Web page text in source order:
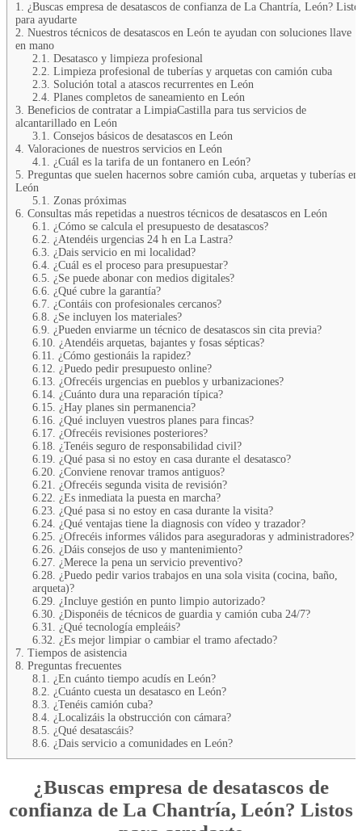
1. ¿Buscas empresa de desatascos de confianza de La Chantría, León?
para ayudarte
2. Nuestros técnicos de desatascos en León te ayudan con soluciones llave
en mano
2.1. Desatasco y limpieza profesional
2.2. Limpieza profesional de tuberías y arquetas con camión cuba
2.3. Solución total a atascos recurrentes en León
2.4. Planes completos de saneamiento en León
3. Beneficios de contratar a LimpiaCastilla para tus servicios de
alcantarillado en León
3.1. Consejos básicos de desatascos en León
4. Valoraciones de nuestros servicios en León
4.1. ¿Cuál es la tarifa de un fontanero en León?
5. Preguntas que suelen hacernos sobre camión cuba, arquetas y tuberías en
León
5.1. Zonas próximas
6. Consultas más repetidas a nuestros técnicos de desatascos en León
6.1. ¿Cómo se calcula el presupuesto de desatascos?
6.2. ¿Atendéis urgencias 24 h en La Lastra?
6.3. ¿Dais servicio en mi localidad?
6.4. ¿Cuál es el proceso para presupuestar?
6.5. ¿Se puede abonar con medios digitales?
6.6. ¿Qué cubre la garantía?
6.7. ¿Contáis con profesionales cercanos?
6.8. ¿Se incluyen los materiales?
6.9. ¿Pueden enviarme un técnico de desatascos sin cita previa?
6.10. ¿Atendéis arquetas, bajantes y fosas sépticas?
6.11. ¿Cómo gestionáis la rapidez?
6.12. ¿Puedo pedir presupuesto online?
6.13. ¿Ofrecéis urgencias en pueblos y urbanizaciones?
6.14. ¿Cuánto dura una reparación típica?
6.15. ¿Hay planes sin permanencia?
6.16. ¿Qué incluyen vuestros planes para fincas?
6.17. ¿Ofrecéis revisiones posteriores?
6.18. ¿Tenéis seguro de responsabilidad civil?
6.19. ¿Qué pasa si no estoy en casa durante el desatasco?
6.20. ¿Conviene renovar tramos antiguos?
6.21. ¿Ofrecéis segunda visita de revisión?
6.22. ¿Es inmediata la puesta en marcha?
6.23. ¿Qué pasa si no estoy en casa durante la visita?
6.24. ¿Qué ventajas tiene la diagnosis con vídeo y trazador?
6.25. ¿Ofrecéis informes válidos para aseguradoras y administradores?
6.26. ¿Dáis consejos de uso y mantenimiento?
6.27. ¿Merece la pena un servicio preventivo?
6.28. ¿Puedo pedir varios trabajos en una sola visita (cocina, baño,
arqueta)?
6.29. ¿Incluye gestión en punto limpio autorizado?
6.30. ¿Disponéis de técnicos de guardia y camión cuba 24/7?
6.31. ¿Qué tecnología empleáis?
6.32. ¿Es mejor limpiar o cambiar el tramo afectado?
7. Tiempos de asistencia
8. Preguntas frecuentes
8.1. ¿En cuánto tiempo acudís en León?
8.2. ¿Cuánto cuesta un desatasco en León?
8.3. ¿Tenéis camión cuba?
8.4. ¿Localizáis la obstrucción con cámara?
8.5. ¿Qué desatascáis?
8.6. ¿Dais servicio a comunidades en León?
¿Buscas empresa de desatascos de
confianza de La Chantría, León? Listos